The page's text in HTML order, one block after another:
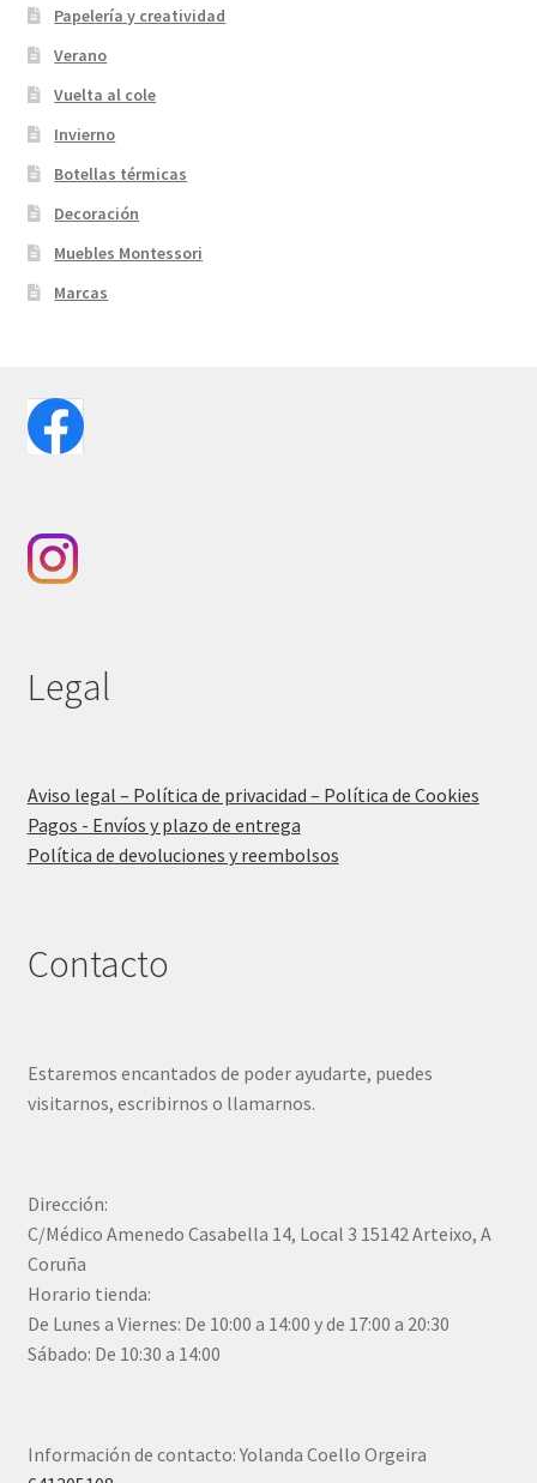
Papelería y creatividad
Verano
Vuelta al cole
Invierno
Botellas térmicas
Decoración
Muebles Montessori
Marcas
Legal
Aviso legal – Política de privacidad – Política de Cookies
Pagos - Envíos y plazo de entrega
Política de devoluciones y reembolsos
Contacto
Estaremos encantados de poder ayudarte, puedes
visitarnos, escribirnos o llamarnos.
Dirección:
C/Médico Amenedo Casabella 14, Local 3 15142 Arteixo, A
Coruña
Horario tienda:
De Lunes a Viernes: De 10:00 a 14:00 y de 17:00 a 20:30
Sábado: De 10:30 a 14:00
Información de contacto: Yolanda Coello Orgeira